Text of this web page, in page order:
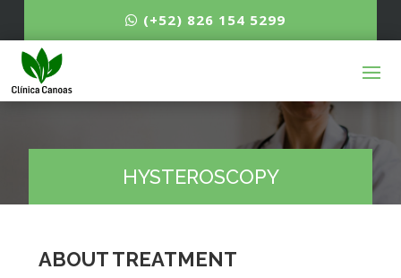
(+52) 826 154 5299
HYSTEROSCOPY
ABOUT TREATMENT